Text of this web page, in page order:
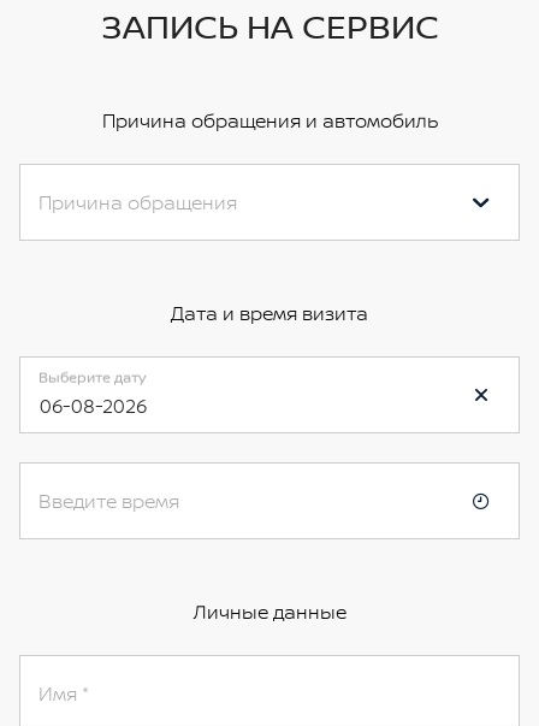
ЗАПИСЬ НА СЕРВИС
Причина обращения и автомобиль
Причина обращения
Дата и время визита
06-08-2026
Выберите дату
Введите время
Личные данные
Имя